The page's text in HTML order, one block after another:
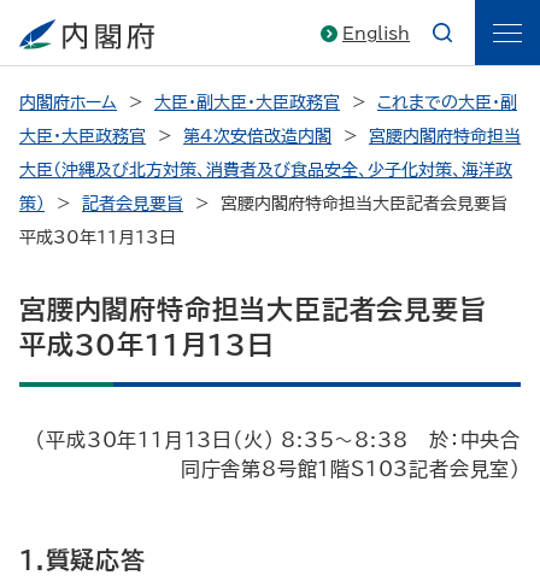
English
内閣府ホーム 大臣・副大臣・大臣政務官
これまでの大臣・副
大臣・大臣政務官
第4次安倍改造内閣
宮腰内閣府特命担当
大臣（沖縄及び北方対策、消費者及び食品安全、少子化対策、海洋政
策）
記者会見要旨
宮腰内閣府特命担当大臣記者会見要旨
平成30年11月13日
宮腰内閣府特命担当大臣記者会見要旨
平成30年11月13日
（平成30年11月13日（火） 8:35～8:38 於：中央合
同庁舎第8号館1階S103記者会見室）
1.質疑応答